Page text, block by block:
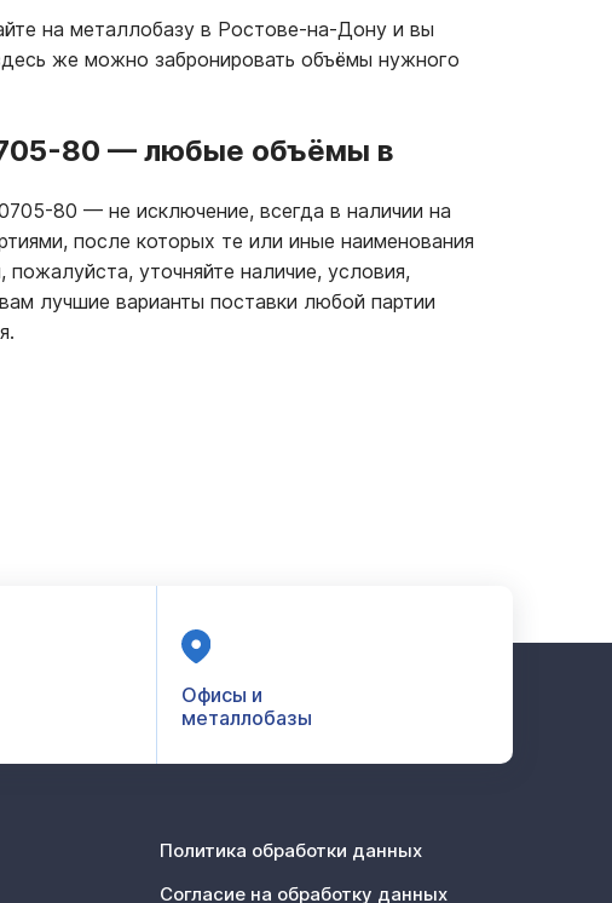
на металлобазу в Ростове-на-Дону и вы
же можно забронировать объёмы нужного
80 — любые объёмы в
80 — не исключение, всегда в наличии на
после которых те или иные наименования
уточняйте наличие, условия,
лучшие варианты поставки любой партии
Офисы и
металлобазы
Политика обработки данных
Согласие на обработку данных